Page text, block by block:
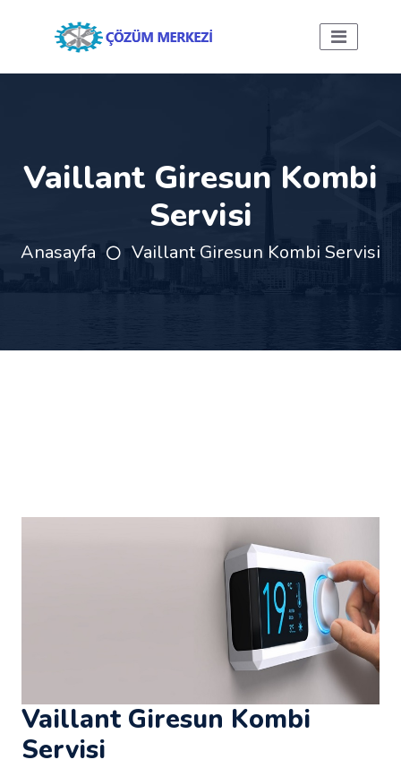
Vaillant Giresun Kombi
Servisi
Anasayfa Vaillant Giresun Kombi Servisi
Vaillant Giresun Kombi
Servisi